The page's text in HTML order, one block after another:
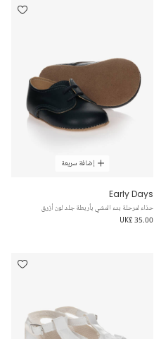
إضافة سريعة
Early Days
حذاء لمرحلة بدء المشي بأربطة جلد لون أزرق
UK£ 35.00